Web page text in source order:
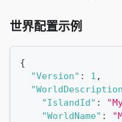
世界配置示例
{
"Version" : 1 ,
"IslandId" :
"WorldName" :